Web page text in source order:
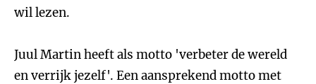
wil lezen.
Juul Martin heeft als motto 'verbeter de wereld
en verrijk jezelf'. Een aansprekend motto met